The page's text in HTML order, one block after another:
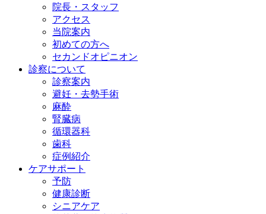
院長・スタッフ
アクセス
当院案内
初めての方へ
セカンドオピニオン
診察について
診察案内
避妊・去勢手術
麻酔
腎臓病
循環器科
歯科
症例紹介
ケアサポート
予防
健康診断
シニアケア